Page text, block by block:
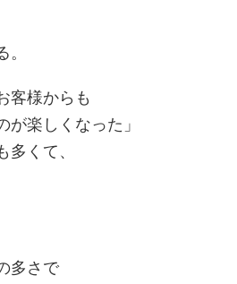
客様からも
が楽しくなった」
多くて、
多さで